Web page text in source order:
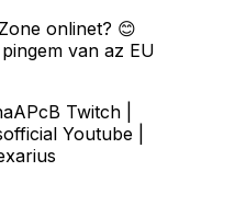
onlinet? 😊
van az EU
Twitch |
Youtube |